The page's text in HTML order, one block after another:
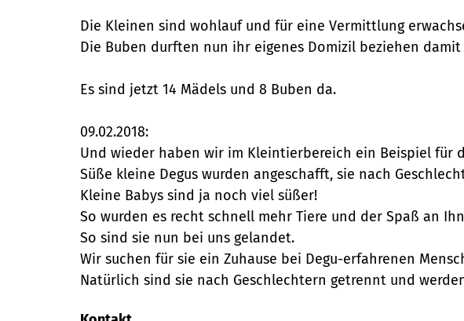
Die Kleinen sind wohlauf und für eine Vermittlung
Die Buben durften nun ihr eigenes Domizil beziehen
Es sind jetzt 14 Mädels und 8 Buben da.
09.02.2018:
Und wieder haben wir im Kleintierbereich ein Beispiel für
Süße kleine Degus wurden angeschafft, sie nach
Kleine Babys sind ja noch viel süßer!
So wurden es recht schnell mehr Tiere und der Spaß an
So sind sie nun bei uns gelandet.
Wir suchen für sie ein Zuhause bei Degu-erfahrenen
Natürlich sind sie nach Geschlechtern getrennt und